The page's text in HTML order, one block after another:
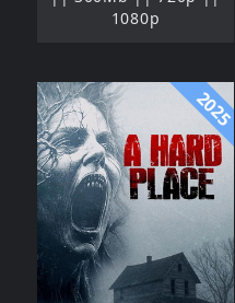
1080p
2025